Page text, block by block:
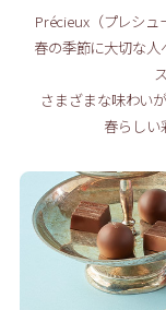
Précieux（プレシュ
春の季節に大切な
さまざまな味わい
春らしい